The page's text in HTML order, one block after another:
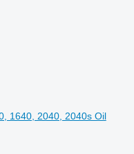
1640, 2040, 2040s Oil